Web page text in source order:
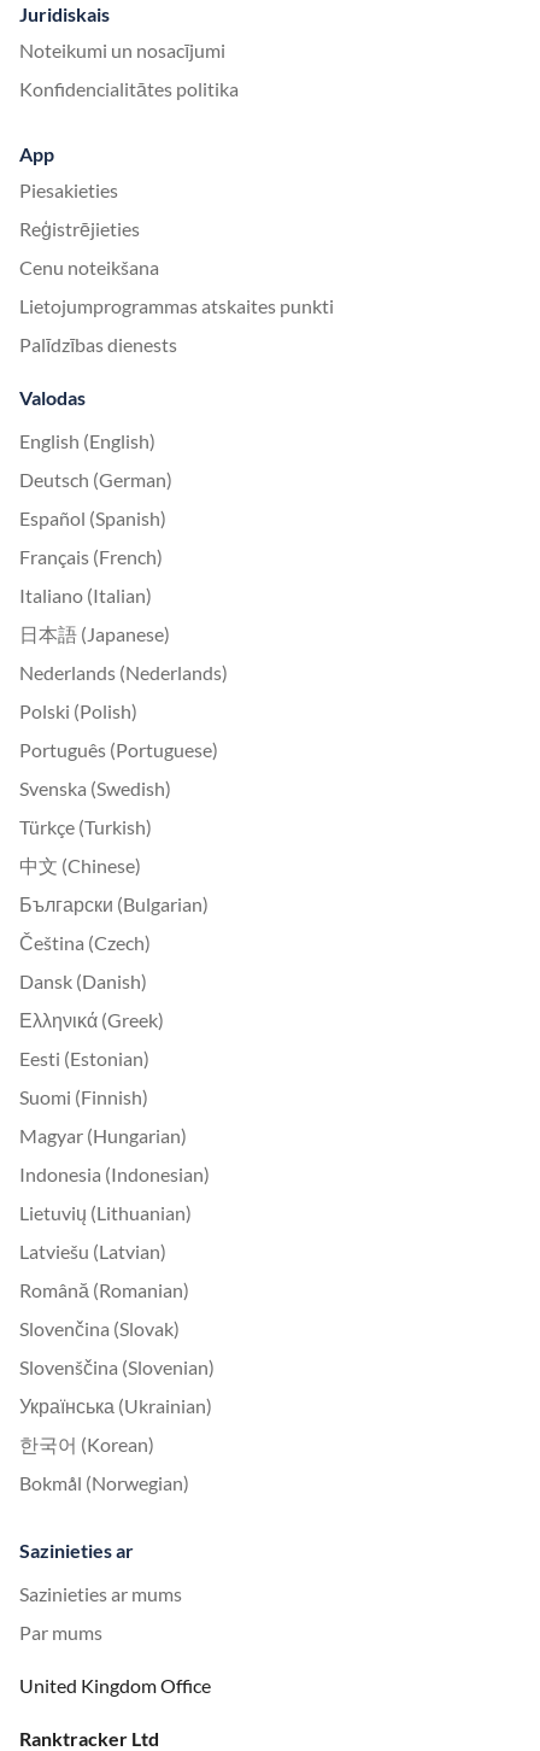
Juridiskais
Noteikumi un nosacījumi
Konfidencialitātes politika
App
Piesakieties
Reģistrējieties
Cenu noteikšana
Lietojumprogrammas atskaites punkti
Palīdzības dienests
Valodas
English (English)
Deutsch (German)
Español (Spanish)
Français (French)
Italiano (Italian)
日本語 (Japanese)
Nederlands (Nederlands)
Polski (Polish)
Português (Portuguese)
Svenska (Swedish)
Türkçe (Turkish)
中文 (Chinese)
Български (Bulgarian)
Čeština (Czech)
Dansk (Danish)
Ελληνικά (Greek)
Eesti (Estonian)
Suomi (Finnish)
Magyar (Hungarian)
Indonesia (Indonesian)
Lietuvių (Lithuanian)
Latviešu (Latvian)
Română (Romanian)
Slovenčina (Slovak)
Slovenščina (Slovenian)
Українська (Ukrainian)
한국어 (Korean)
Bokmål (Norwegian)
Sazinieties ar
Sazinieties ar mums
Par mums
United Kingdom Office
Ranktracker Ltd